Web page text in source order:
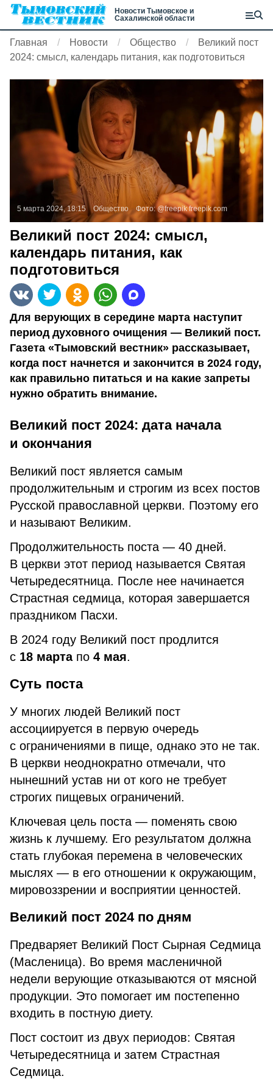
Новости Тымовское и
Сахалинской области
Главная Новости Общество
Великий пост
2024: смысл, календарь питания, как подготовиться
5 марта 2024, 18:15 Общество Фото:@freepik freepik.com
Великий пост 2024: смысл,
календарь питания, как
подготовиться
Для верующих в середине марта наступит
период духовного очищения — Великий пост.
Газета «Тымовский вестник» рассказывает,
когда пост начнется и закончится в 2024 году,
как правильно питаться и на какие запреты
нужно обратить внимание.
Великий пост 2024: дата начала
и окончания
Великий пост является самым
продолжительным и строгим из всех постов
Русской православной церкви. Поэтому его
и называют Великим.
Продолжительность поста — 40 дней.
В церкви этот период называется Святая
Четыредесятница. После нее начинается
Страстная седмица, которая завершается
праздником Пасхи.
В 2024 году Великий пост продлится
с 18 мартапо 4 мая.
Суть поста
У многих людей Великий пост
ассоциируется в первую очередь
с ограничениями в пище, однако это не так.
В церкви неоднократно отмечали, что
нынешний устав ни от кого не требует
строгих пищевых ограничений.
Ключевая цель поста — поменять свою
жизнь к лучшему. Его результатом должна
стать глубокая перемена в человеческих
мыслях — в его отношении к окружающим,
мировоззрении и восприятии ценностей.
Великий пост 2024 по дням
Предваряет Великий Пост Сырная Седмица
(Масленица). Во время масленичной
недели верующие отказываются от мясной
продукции. Это помогает им постепенно
входить в постную диету.
Пост состоит из двух периодов: Святая
Четыредесятница и затем Страстная
Седмица.